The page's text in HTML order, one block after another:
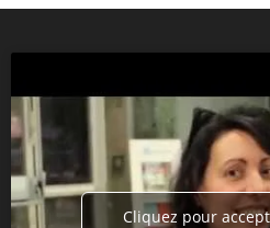
Cliquez pour